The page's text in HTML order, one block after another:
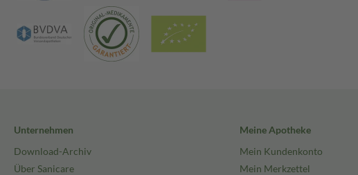
Unternehmen
Download-Archiv
Über Sanicare
Meine Apotheke
Mein Kundenkonto
Mein Merkzettel